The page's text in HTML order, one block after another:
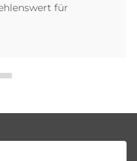
für